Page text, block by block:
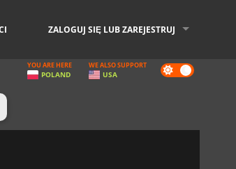
ZALOGUJ SIĘ LUB ZAREJESTRUJ
Dark
mode
YOU ARE HERE
POLAND
WE ALSO SUPPORT
USA